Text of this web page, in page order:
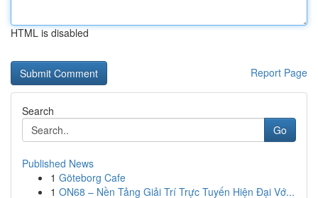
HTML is disabled
Report Page
Search
Go
Published News
1 Göteborg Cafe
1 ON68 – Nền Tảng Giải Trí Trực Tuyến Hiện Đại Vớ...